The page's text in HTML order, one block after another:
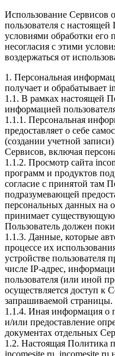
Использование Сервисов
пользователя с
условиями обработки его
несогласия с этими
воздержаться от
1. Персональная
получает и обрабатывает
1.1. В рамках настоящей
информацией
1.1.1. Персональная
предоставляет о себе
(создании учетной
Сервисов, включая
1.1.2. Просмотр сайта
программ и продуктов
согласие с принятой там
подразумевающей
персональных данных на
принимает
Пользователь должен
1.1.3. Данные, которые
процессе их
устройстве пользователя
числе IP-адрес,
пользователя (или иной
осуществляется доступ к
запрашиваемой страницы.
1.1.4. Иная информация о
и/или предоставление
документах отдельных
1.2. Настоящая Политика
incomesite.ru. incomesite.ru